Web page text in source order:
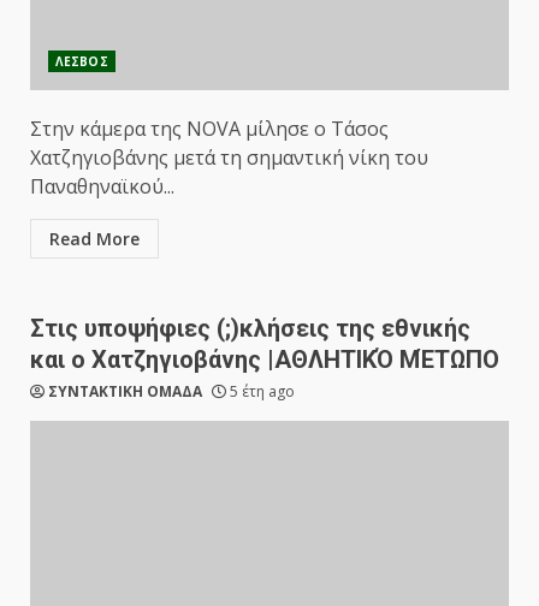
ΛΕΣΒΟΣ
Στην κάμερα της NOVA μίλησε ο Τάσος
Χατζηγιοβάνης μετά τη σημαντική νίκη του
Παναθηναϊκού...
Read More
Στις υποψήφιες (;)κλήσεις της εθνικής
και ο Χατζηγιοβάνης |ΑΘΛΗΤΙΚΌ ΜΈΤΩΠΟ
ΣΥΝΤΑΚΤΙΚΗ ΟΜΑΔΑ 5 έτη ago